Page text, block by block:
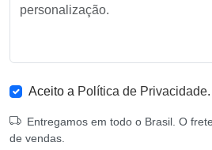
Aceito a Política de Privacidade.
Entregamos em todo o Brasil. O
de vendas.